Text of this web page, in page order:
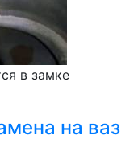
в замке
на ваз